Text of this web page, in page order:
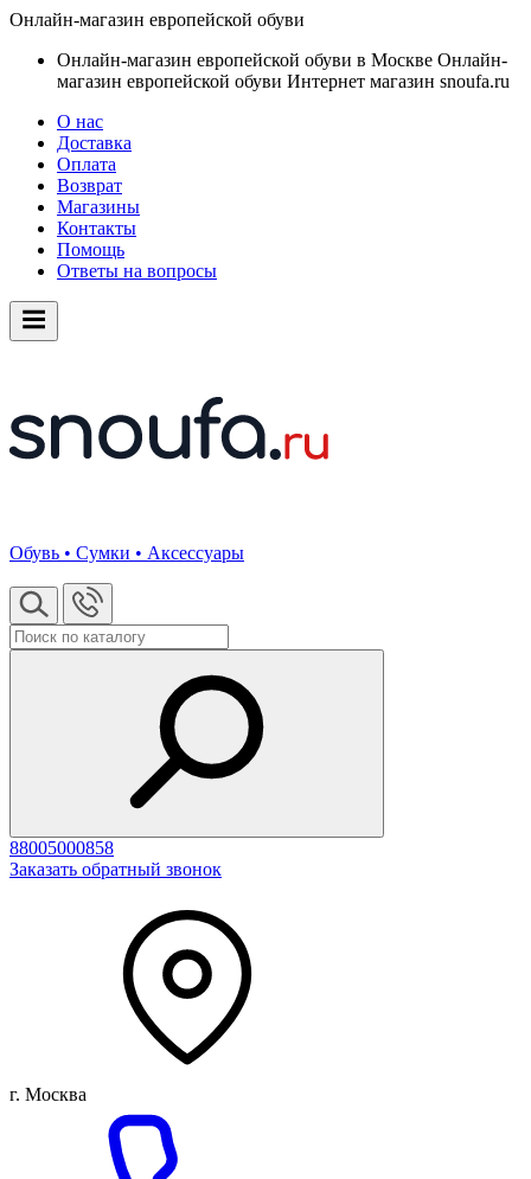
Онлайн-магазин европейской обуви
Онлайн-магазин европейской обуви в Москве Онлайн-
магазин европейской обуви Интернет магазин snoufa.ru
О нас
Доставка
Оплата
Возврат
Магазины
Контакты
Помощь
Ответы на вопросы
Обувь • Сумки • Аксессуары
88005000858
Заказать обратный звонок
г. Москва